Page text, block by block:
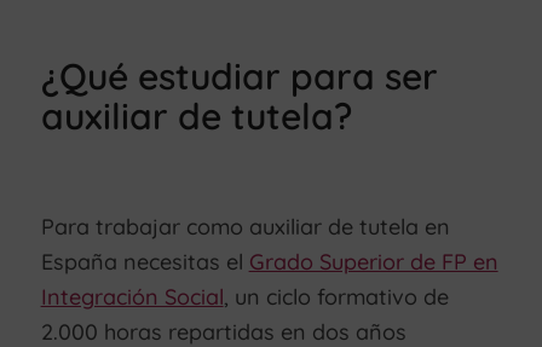
¿Qué estudiar para ser
auxiliar de tutela?
Para trabajar como auxiliar de tutela en
España necesitas el Grado Superior de FP en
Integración Social, un ciclo formativo de
2.000 horas repartidas en dos años